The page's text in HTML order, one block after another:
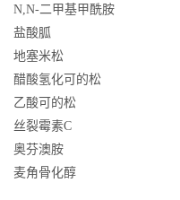
N,N-二甲基甲酰胺
盐酸胍
地塞米松
醋酸氢化可的松
乙酸可的松
丝裂霉素C
奥芬澳胺
麦角骨化醇